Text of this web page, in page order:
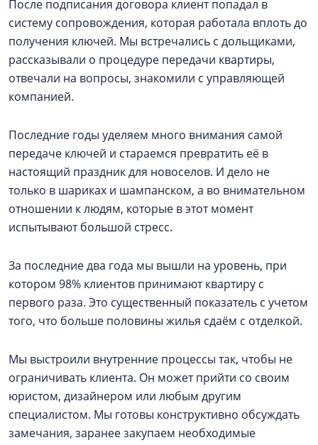
После подписания договора клиент попадал в
систему сопровождения, которая работала вплоть до
получения ключей. Мы встречались с дольщиками,
рассказывали о процедуре передачи квартиры,
отвечали на вопросы, знакомили с управляющей
компанией.
Последние годы уделяем много внимания самой
передаче ключей и стараемся превратить её в
настоящий праздник для новоселов. И дело не
только в шариках и шампанском, а во внимательном
отношении к людям, которые в этот момент
испытывают большой стресс.
За последние два года мы вышли на уровень, при
котором 98% клиентов принимают квартиру с
первого раза. Это существенный показатель с учетом
того, что больше половины жилья сдаём с отделкой.
Мы выстроили внутренние процессы так, чтобы не
ограничивать клиента. Он может прийти со своим
юристом, дизайнером или любым другим
специалистом. Мы готовы конструктивно обсуждать
замечания, заранее закупаем необходимые